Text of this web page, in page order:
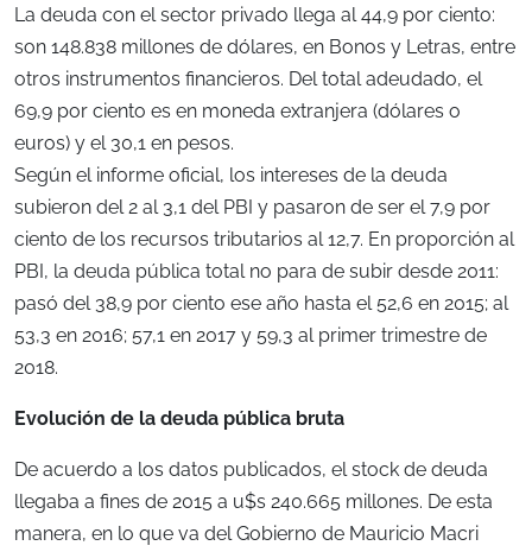
La deuda con el sector privado llega al 44,9 por ciento:
son 148.838 millones de dólares, en Bonos y Letras, entre
otros instrumentos financieros. Del total adeudado, el
69,9 por ciento es en moneda extranjera (dólares o
euros) y el 30,1 en pesos.
Según el informe oficial, los intereses de la deuda
subieron del 2 al 3,1 del PBI y pasaron de ser el 7,9 por
ciento de los recursos tributarios al 12,7. En proporción al
PBI, la deuda pública total no para de subir desde 2011:
pasó del 38,9 por ciento ese año hasta el 52,6 en 2015; al
53,3 en 2016; 57,1 en 2017 y 59,3 al primer trimestre de
2018.
Evolución de la deuda pública bruta
De acuerdo a los datos publicados, el stock de deuda
llegaba a fines de 2015 a u$s 240.665 millones. De esta
manera, en lo que va del Gobierno de Mauricio Macri